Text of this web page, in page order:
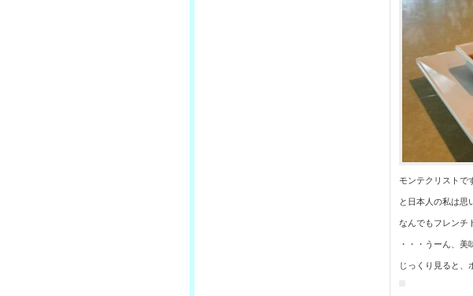
モンテクリストで
と日本人の私は思
なんでもフレンチ
・・・うーん、美
じっくり見ると、